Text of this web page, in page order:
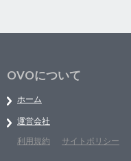
OVOについて
ホーム
運営会社
利用規約
サイトポリシー